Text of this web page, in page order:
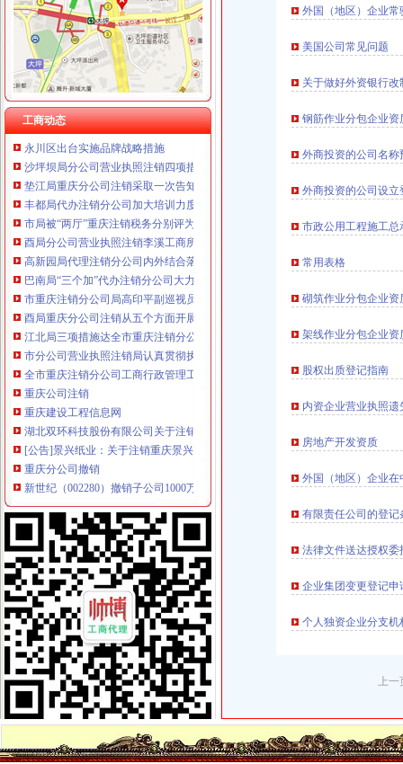
工商动态
高新区局围绕“三项重点工作、两项突破工作”代办注销分公司谋划2007年工作
国家工商总局市重庆注销税务场司领导到观音桥农贸市场视察工作
万州局重庆分公司注销全力服务地方经济
郭翔副局长、重庆分公司注销高印平副巡视员率领直属局组织企业赴万州开展
北碚局代理注销分公司缙云工商所五项措施推进工商所12315分类监管平台应用
永川局重庆分公司注销扎实开展2007红盾护农行动
永川区出台实施品牌战略措施
沙坪坝局分公司营业执照注销四项措施化队伍建设
垫江局重庆分公司注销采取一次告知措施提高年检效率
丰都局代办注销分公司加大培训力度着力提高队伍素质
市局被“两厅”重庆注销税务分别评为2006年度督查工作先进单位和先进集体
酉局分公司营业执照注销李溪工商所五条措施推进红老区新农村建设
高新园局代理注销分公司内外结合落实流动人口计划生育管理工作
巴南局“三个加”代办注销分公司大力实施消费安全放心工程
市重庆注销分公司局高印平副巡视员到渝北局检查指导工作
酉局重庆分公司注销从五个方面开展送温暖活动
江北局三项措施达全市重庆注销分公司工商工作会议精
市分公司营业执照注销局认真贯彻执行《广告管理办法》一月份媒体广告发布
全市重庆注销分公司工商行政管理工作会议隆重召开
重庆公司注销
重庆建设工程信息网
湖北双环科技股份有限公司关于注销四级子公司重庆索银桥氯酸盐有
[公告]景兴纸业：关于注销重庆景兴包装有限公司立人资格的公告-
重庆分公司撤销
新世纪（002280）撤销子公司1000万元_股票频道_同花顺财经
TCL手机渠道大变革取消分公司倚重经销商-企业动态
日本钢子公司被取消“日本工业规格”认证_国际新闻_大众网
代理注销分公司
公司注销_北京公司注销_公司注销流程_北京公司注销代理
寻山西太原可代办分公司年检、注销律师-免费律咨询-华律网
关于注销江苏润泽保险代理有限公司许可证的公告-中国保监会江苏监
代办注销分公司
【图】公司执照被吊销了会怎样用不用转为注销专业代办_北京公司注
代办公司注销|公司注册|代理记账-江西鑫源税务师事务所有限责任公司
代办北京公司注销吊销转注销分公司注销外资公司注销-吊销转注销-
分公司营业执照注销
信贷公司注销营业执照后仍“正常经营”多难监管_新浪新闻
价办理公司营业执照注销-广州58同城
专业代理记账、变更注销公司营业执照-南58同城
重庆注销税务
外国（地区）企业
美国公司常见问题
关于做好外资银行
钢筋作业分包企业资
外商投资的公司名称
外商投资的公司设
市政公用工程施工总
常用表格
砌筑作业分包企业资
架线作业分包企业资
股权出质登记指南
内资企业营业执照
房地产开发资质
外国（地区）企业
有限责任公司的登记
法律文件送达授权委
企业集团变更登记申
个人独资企业分支机
上